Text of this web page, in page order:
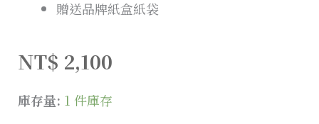
贈送品牌紙盒紙袋
NT$ 2,100
庫存量: 1 件庫存